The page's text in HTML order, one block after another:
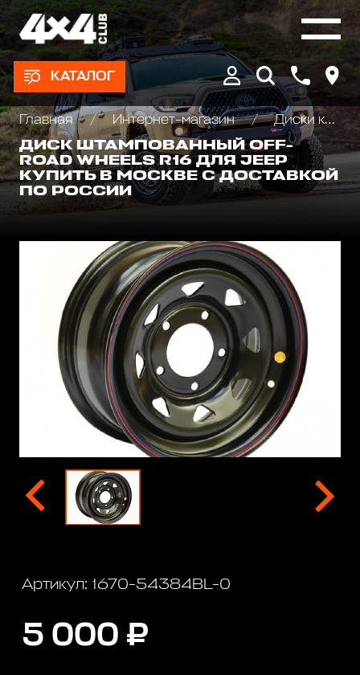
КАТАЛОГ
Главная Интернет-магазин
Диски колёсные, Проставки для изменения вылета
ДИСК ШТАМПОВАННЫЙ OFF-
ROAD WHEELS R16 ДЛЯ JEEP
КУПИТЬ В МОСКВЕ С ДОСТАВКОЙ
ПО РОССИИ
Артикул: 1670-54384BL-0
5 000 ₽